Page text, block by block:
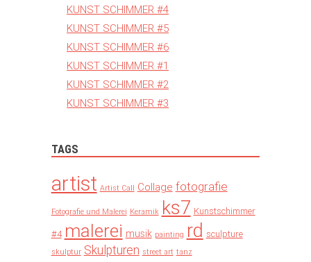
KUNST SCHIMMER #4
KUNST SCHIMMER #5
KUNST SCHIMMER #6
KUNST SCHIMMER #1
KUNST SCHIMMER #2
KUNST SCHIMMER #3
TAGS
artist Artist Call Collage fotografie
Fotografie und Malerei Keramik ks7 Kunstschimmer
#4 malerei musik painting rd sculpture
skulptur Skulpturen street art tanz